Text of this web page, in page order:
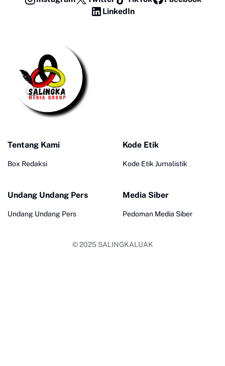
LinkedIn
Tentang Kami
Box Redaksi
Kode Etik
Kode Etik Jurnalistik
Undang Undang Pers
Undang Undang Pers
Media Siber
Pedoman Media Siber
© 2025 SALINGKALUAK